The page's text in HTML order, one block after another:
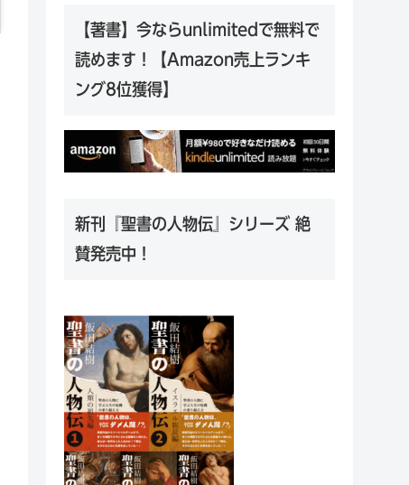
【著書】今ならunlimitedで無料で
読めます！【Amazon売上ランキ
ング8位獲得】
新刊『聖書の人物伝』シリーズ 絶
賛発売中！